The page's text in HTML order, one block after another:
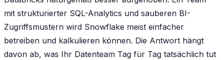
mit strukturierter SQL-Analytics und sauberen BI-
Zugriffsmustern wird Snowflake meist einfacher
betreiben und kalkulieren können. Die Antwort hängt
davon ab, was Ihr Datenteam Tag für Tag tatsächlich tut